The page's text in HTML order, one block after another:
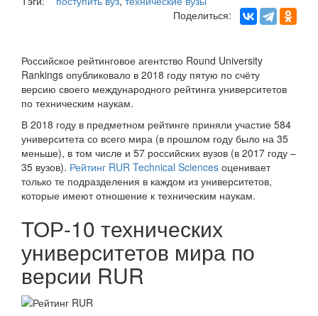
Поделиться:
Российское рейтинговое агентство Round University
Rankings опубликовало в 2018 году пятую по счёту
версию своего международного рейтинга университетов
по техническим наукам.
В 2018 году в предметном рейтинге приняли участие 584
университета со всего мира (в прошлом году было на 35
меньше), в том числе и 57 российских вузов (в 2017 году –
35 вузов). Рейтинг RUR Technical Sciences оценивает
только те подразделения в каждом из университетов,
которые имеют отношение к техническим наукам.
ТОР-10 технических
университетов мира по
версии RUR